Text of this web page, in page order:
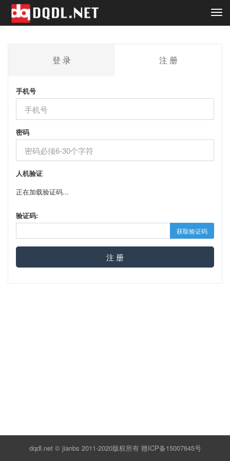
登 录 注 册
手机号
密码
人机验证
正在加载验证码...
验证码:
获取验证码
注 册
dqdl.net ©️ jianbs 2011-2020版权所有 赣ICP备15007645号